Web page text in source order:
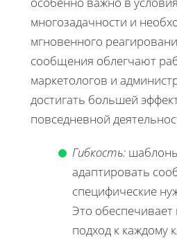
многозадачности и
мгновенного
сообщения облегчают
маркетологов и
достигать большей
повседневной
Гибкость:
адаптировать
специфические
Это
подход к каждому